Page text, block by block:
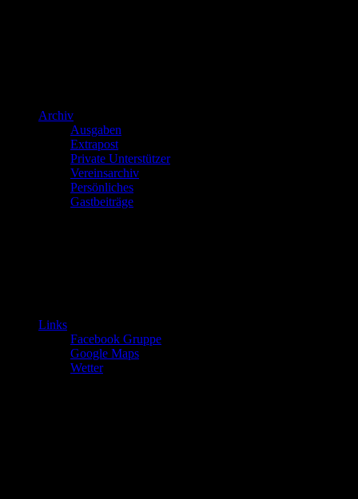
Archiv
Ausgaben
Extrapost
Private Unterstützer
Vereinsarchiv
Persönliches
Gastbeiträge
Links
Facebook Gruppe
Google Maps
Wetter